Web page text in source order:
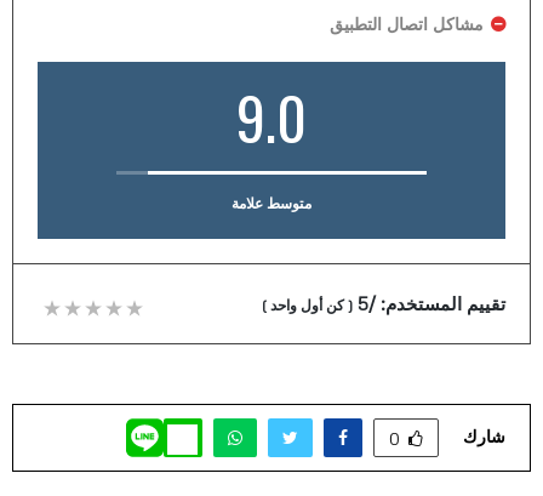
مشاكل اتصال التطبيق
9.0
متوسط علامة
تقييم المستخدم:/5
(كن أول واحد )
شارك 0